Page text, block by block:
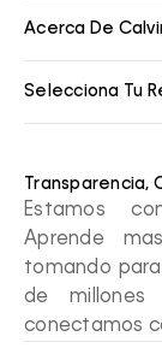
Acerca De
Selecciona Tu
Transparencia,
Estamos
Aprende
tomando
de
conectamos